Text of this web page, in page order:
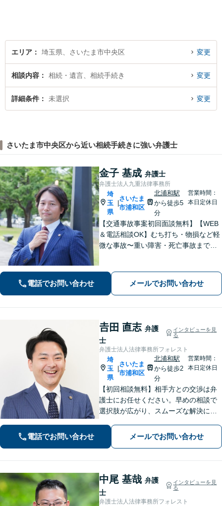
以上】【初回相談30分無料】
エリア 埼玉県、さいたま市中央区 変更
相談内容 相続・遺言、相続手続き 変更
詳細条件 未選択 変更
さいたま市中央区から近い相続手続きに強い弁護士
金子 基成 弁護士
弁護士法人九重法律事務所
埼
玉
県
さいたま
市浦和区
北浦和駅
から徒歩5
分
営業時間：
本日定休日
【交通事故事案初回面談無料】【WEB
＆電話相談OK】むち打ち・物損など軽
微な事故〜重い障害・死亡事故まで、
解決まで全て弁護士が対応し、負担を
軽減します【北浦和駅7分】
電話でお問い合わせ メールでお問い合わせ
𠮷田 直志 弁護
士
インタビューを見
る
弁護士法人法律事務所フォレスト
埼
玉
県
さいたま
市浦和区
北浦和駅
から徒歩2
分
営業時間：
本日定休日
【初回相談無料】相手方との交渉は弁
護士にお任せください。早めの相談で
選択肢が広がり、スムーズな解決につ
豊富】【示談成功・不起訴獲得の実績
豊富】あなたの権利を守り、最善の結
電話でお問い合わせ メールでお問い合わせ
中尾 基哉 弁護
士
インタビューを見
る
弁護士法人法律事務所フォレスト